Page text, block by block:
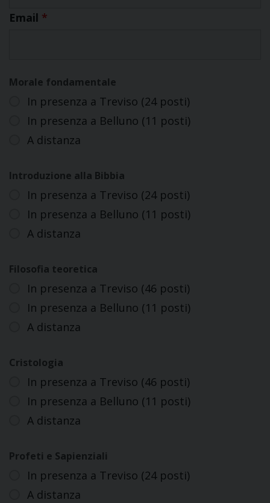
Email *
Morale fondamentale
In presenza a Treviso (24 posti)
In presenza a Belluno (11 posti)
A distanza
Introduzione alla Bibbia
In presenza a Treviso (24 posti)
In presenza a Belluno (11 posti)
A distanza
Filosofia teoretica
In presenza a Treviso (46 posti)
In presenza a Belluno (11 posti)
A distanza
Cristologia
In presenza a Treviso (46 posti)
In presenza a Belluno (11 posti)
A distanza
Profeti e Sapienziali
In presenza a Treviso (24 posti)
A distanza